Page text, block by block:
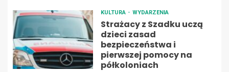
KULTURA WYDARZENIA
Strażacy z Szadku uczą
dzieci zasad
bezpieczeństwa i
pierwszej pomocy na
półkoloniach